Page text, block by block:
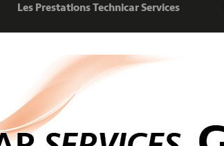
Les Prestations Technicar Services